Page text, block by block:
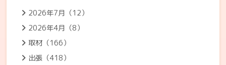
2026年7月（12）
2026年4月（8）
取材（166）
出張（418）